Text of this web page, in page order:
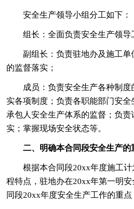
安全生产领导小组分工如下：
组长：全面负责安全生产领导
副组长：负责驻地办及施工
的监督落实；
成员：负责安全生产各种制
实各项制度；负责各职能部门安
承包人安全生产体系的监督；负
实；掌握现场安全状态等。
二、明确本合同段安全生产的
根据本合同段20xx年度施工
程特点，驻地办在20xx年第一明
同段20xx年度安全生产工作的重点